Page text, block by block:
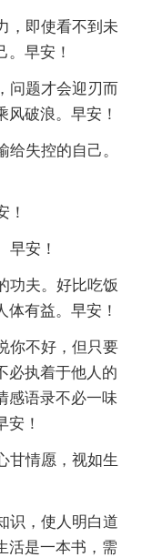
，即使看不到未
早安！
问题才会迎刃而
破浪。早安！
失控的自己。
！
早安！
功夫。好比吃饭
有益。早安！
你不好，但只要
必执着于他人的
感语录不必一味
安！
甘情愿，视如生
识，使人明白道
活是一本书，需